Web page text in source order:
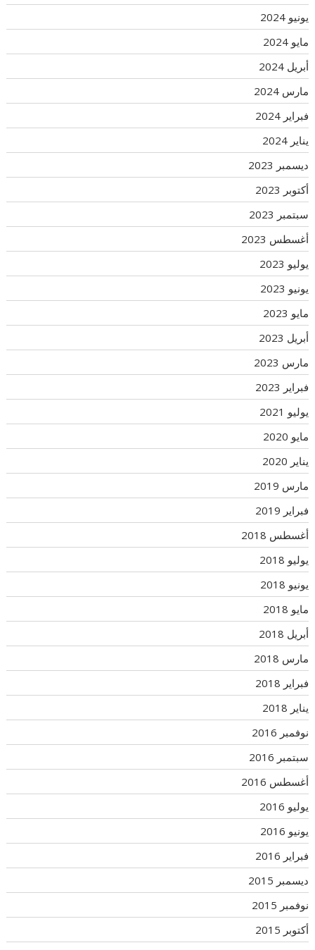
يونيو 2024
مايو 2024
أبريل 2024
مارس 2024
فبراير 2024
يناير 2024
ديسمبر 2023
أكتوبر 2023
سبتمبر 2023
أغسطس 2023
يوليو 2023
يونيو 2023
مايو 2023
أبريل 2023
مارس 2023
فبراير 2023
يوليو 2021
مايو 2020
يناير 2020
مارس 2019
فبراير 2019
أغسطس 2018
يوليو 2018
يونيو 2018
مايو 2018
أبريل 2018
مارس 2018
فبراير 2018
يناير 2018
نوفمبر 2016
سبتمبر 2016
أغسطس 2016
يوليو 2016
يونيو 2016
فبراير 2016
ديسمبر 2015
نوفمبر 2015
أكتوبر 2015